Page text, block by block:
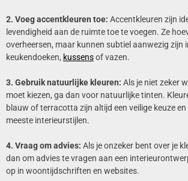
2. Voeg accentkleuren toe: Accentkleuren zijn
levendigheid aan de ruimte toe te voegen. Ze
overheersen, maar kunnen subtiel aanwezig zijn
keukendoeken, kussensof vazen.
3. Gebruik natuurlijke kleuren: Als je niet zeker
moet kiezen, ga dan voor natuurlijke tinten.
blauw of terracotta zijn altijd een veilige keuze
meeste interieurstijlen.
4. Vraag om advies: Als je onzeker bent over je
dan om advies te vragen aan een
op in woontijdschriften en websites.